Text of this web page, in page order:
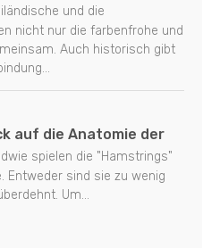
und die
nicht nur die farbenfrohe und
Auch historisch gibt
auf die Anatomie der
spielen die "Hamstrings"
Entweder sind sie zu wenig
Um...